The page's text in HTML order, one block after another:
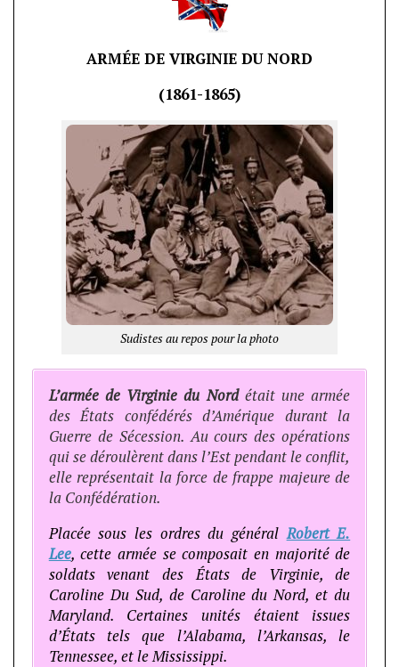
ARMÉE DE VIRGINIE DU NORD
(1861-1865)
Sudistes au repos pour la photo
L’armée de Virginie du Nordétait une armée
des États confédérés d’Amérique durant la
Guerre de Sécession. Au cours des opérations
qui se déroulèrent dans l’Est pendant le conflit,
elle représentait la force de frappe majeure de
la Confédération.
Placée sous les ordres du généralRobert E.
Lee, cette armée se composait en majorité de
soldats venant des États de Virginie, de
Caroline Du Sud, de Caroline du Nord, et du
Maryland. Certaines unités étaient issues
d’États tels que l’Alabama, l’Arkansas, le
Tennessee, et le Mississippi.